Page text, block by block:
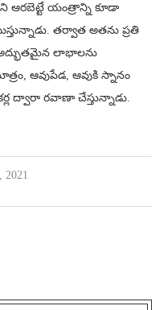
ఆరబెట్టే యంత్రాన్ని కూడా
తర్వాత అతను ప్రతి
లాభాలను
ఆవుపేడ, ఆవుకి స్నానం
ద్వారా రవాణా చేస్తున్నాడు.
2021